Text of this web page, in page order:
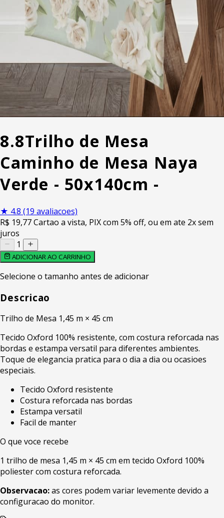
8.8Trilho de Mesa
Caminho de Mesa Naya
Verde - 50x140cm -
★ 4.8 (19 avaliacoes)
R$ 19,77Cartao a vista, PIX com 5% off, ou em ate 2x sem
juros
1
ADICIONAR AO CARRINHO
Selecione o tamanho antes de adicionar
Descricao
Trilho de Mesa 1,45 m × 45 cm
Tecido Oxford 100% resistente, com costura reforcada nas
bordas e estampa versatil para diferentes ambientes.
Toque de elegancia pratica para o dia a dia ou ocasioes
especiais.
Tecido Oxford resistente
Costura reforcada nas bordas
Estampa versatil
Facil de manter
O que voce recebe
1 trilho de mesa 1,45 m × 45 cm em tecido Oxford 100%
poliester com costura reforcada.
Observacao:as cores podem variar levemente devido a
configuracao do monitor.